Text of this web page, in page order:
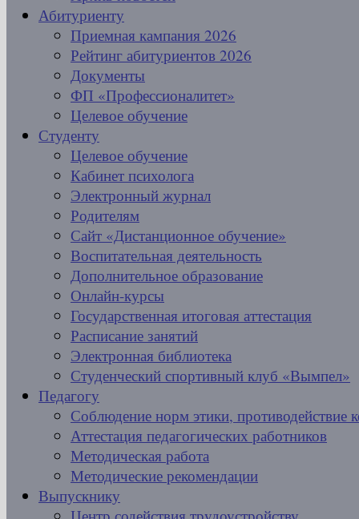
Абитуриенту
Приемная кампания 2026
Рейтинг абитуриентов 2026
Документы
ФП «Профессионалитет»
Целевое обучение
Студенту
Целевое обучение
Кабинет психолога
Электронный журнал
Родителям
Сайт «Дистанционное обучение»
Воспитательная деятельность
Дополнительное образование
Онлайн-курсы
Государственная итоговая аттестация
Расписание занятий
Электронная библиотека
Студенческий спортивный клуб «Вымпел»
Педагогу
Соблюдение норм этики, противодействие
Аттестация педагогических работников
Методическая работа
Методические рекомендации
Выпускнику